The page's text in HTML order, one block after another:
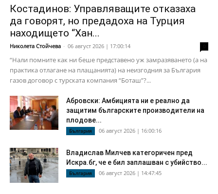
Костадинов: Управляващите отказаха
да говорят, но предадоха на Турция
находището “Хан...
Николета Стойчева - 06 август 2026 | 17:00:14
“Нали помните как ни беше представено уж замразяването (а на
практика отлагане на плащанията) на неизгодния за България
газов договор с турската компания “Боташ”?...
Абровски: Амбицията ни е реално да
защитим българските производители на
плодове...
България 06 август 2026 | 16:00:16
Владислав Милчев категоричен пред
Искра.бг, че е бил заплашван с убийство...
България 06 август 2026 | 14:47:45